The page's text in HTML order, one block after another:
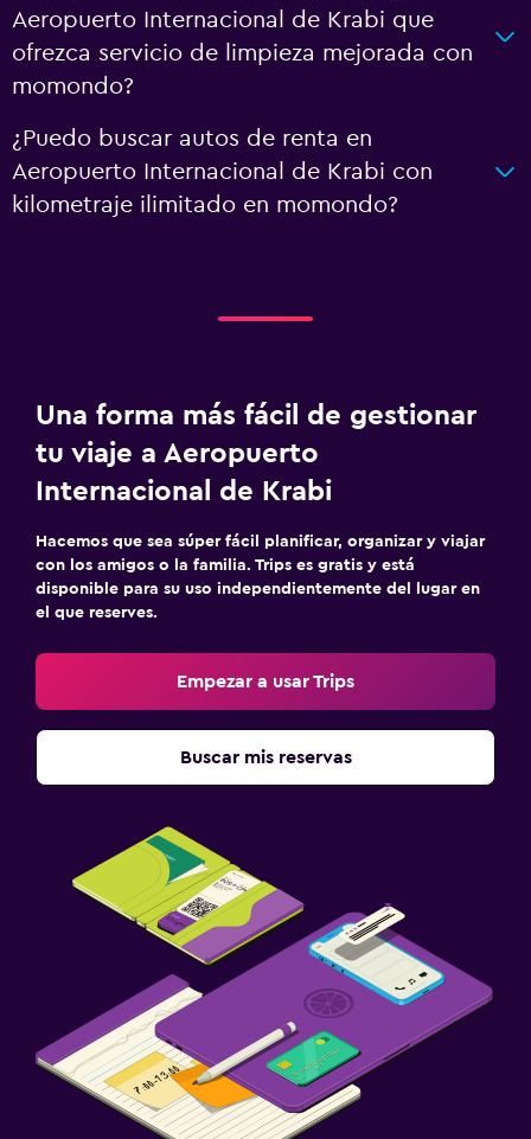
Aeropuerto Internacional de Krabi que
ofrezca servicio de limpieza mejorada con
momondo?
¿Puedo buscar autos de renta en
Aeropuerto Internacional de Krabi con
kilometraje ilimitado en momondo?
Una forma más fácil de gestionar
tu viaje a Aeropuerto
Internacional de Krabi
Hacemos que sea súper fácil planificar, organizar y viajar
con los amigos o la familia. Trips es gratis y está
disponible para su uso independientemente del lugar en
el que reserves.
Empezar a usar Trips
Buscar mis reservas